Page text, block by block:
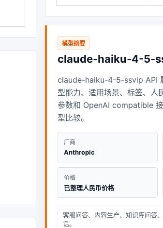
模型摘要
claude-haiku-4-5-
claude-haiku-4-5-ssvip API
型能力、适用场景、标签、人
参数和 OpenAI compatible
型比较。
厂商
Anthropic
价格
已整理人民币价格
客服问答、内容生产、知识库问答
话。